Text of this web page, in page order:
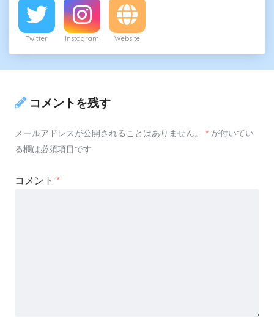
Twitter Instagram Website
コメントを残す
メールアドレスが公開されることはありません。 * が付いてい
る欄は必須項目です
コメント *